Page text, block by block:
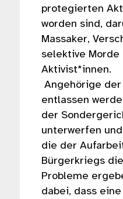
protegierten
worden sind,
Massaker,
selektive Morde
Aktivist*innen.
Angehörige der
entlassen
der
unterwerfen
die der
Bürgerkriegs
Probleme
dabei, dass